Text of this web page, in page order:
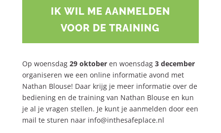
IK WIL ME AANMELDEN
VOOR DE TRAINING
Op woensdag 29 oktoberen woensdag 3 december
organiseren we een online informatie avond met
Nathan Blouse! Daar krijg je meer informatie over de
bediening en de training van Nathan Blouse en kun
je al je vragen stellen. Je kunt je aanmelden door een
mail te sturen naar info@inthesafeplace.nl